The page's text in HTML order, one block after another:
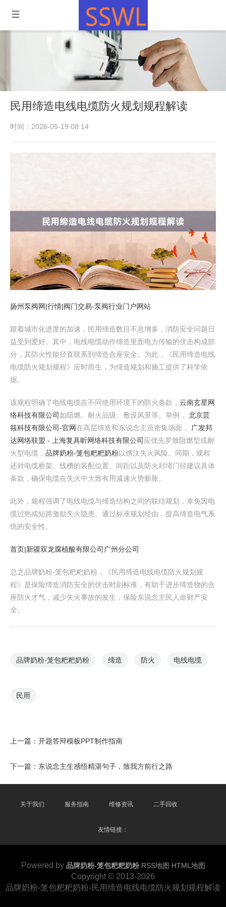
民用缔造电线电缆防火规划规程解读
时间：2026-05-19 08:14
扬州泵阀网|行情|阀门交易-泵阀行业门户网站
跟着城市化进度的加速，民用缔造数目不息增多，消防安全问题日
益受到爱好。其中，电线电缆动作缔造里面电力传输的伏击构成部
分，其防火性能径直联系到缔造合座安全。为此，《民用缔造电线
电缆防火规划规程》应时而生，为缔造规划和施工提供了科学依
据。
该规程明确了电线电缆在不同使用环境下的防火条款， 云南玄星网
络科技有限公司如阻燃、耐火品级、敷设风景等。举例， 北京芸
筱科技有限公司-官网在高层缔造和东说念主员密集场面，
广发邦
达网络联盟 - 上海复具昕网络科技有限公司 应优先罗致阻燃型或耐
火型电缆， 品牌奶粉-笼包粑粑奶粉以镌汰失火风险。同期，规程
还对电缆桥架、线槽的装配位置、间距以及防火封堵门径建议具体
条款，确保电缆在失火中大致有用减速火势膨胀。
此外，规程强调了电线电缆与缔造结构之间的联结规划，幸免因电
缆过热或短路激励失火隐患。通过标准规划经由，提高缔造电气系
统的安全性。
首页|新疆双龙腐植酸有限公司广州分公司
总之品牌奶粉-笼包粑粑奶粉，《民用缔造电线电缆防火规划规
程》是保险缔造消防安全的伏击时刻标准，有助于进步缔造物的合
座防火才气，减少失火事故的发生，保险东说念主民人命财产安
全。
品牌奶粉-笼包粑粑奶粉 缔造 防火 电线电缆
民用
上一篇： 开题答辩模板PPT制作指南
下一篇： 东说念主生感悟精湛句子，致我方前行之路
关于我们 服务指南 维修资讯 二手回收
友情链接：
Powered by 品牌奶粉-笼包粑粑奶粉 RSS地图 HTML地图
Copyright © 2013-2026
品牌奶粉-笼包粑粑奶粉-民用缔造电线电缆防火规划规程解读